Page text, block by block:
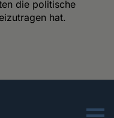
die politische
hat.